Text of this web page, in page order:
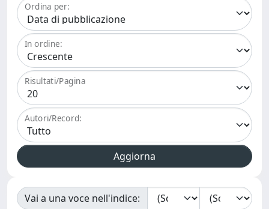
Ordina per:
In ordine:
Risultati/Pagina
Autori/Record:
Vai a una voce nell'indice: